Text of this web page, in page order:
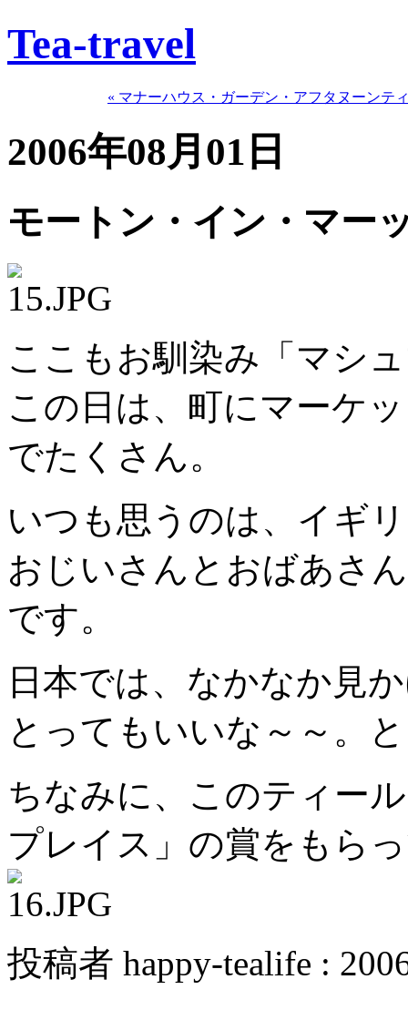
Tea-travel
« マナーハウス・ガーデン・アフタヌーンテ
2006年08月01日
モートン・イン・マー
ここもお馴染み「マシ
この日は、町にマーケ
でたくさん。
いつも思うのは、イギ
おじいさんとおばあさ
です。
日本では、なかなか見
とってもいいな～～。
ちなみに、このティー
プレイス」の賞をもら
投稿者 happy-tealife :